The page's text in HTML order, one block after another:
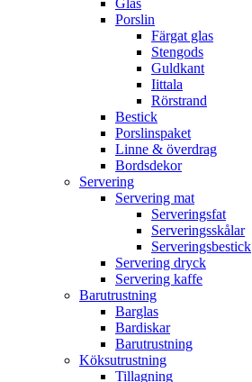
Glas
Porslin
Färgat glas
Stengods
Guldkant
Iittala
Rörstrand
Bestick
Porslinspaket
Linne & överdrag
Bordsdekor
Servering
Servering mat
Serveringsfat
Serveringsskålar
Serveringsbestick
Servering dryck
Servering kaffe
Barutrustning
Barglas
Bardiskar
Barutrustning
Köksutrustning
Tillagning